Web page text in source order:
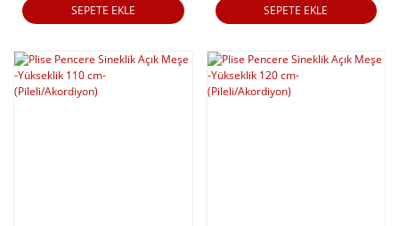
SEPETE EKLE SEPETE EKLE